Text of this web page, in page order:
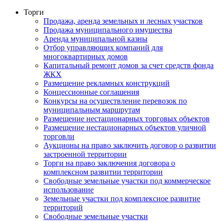
Торги
Продажа, аренда земельных и лесных участков
Продажа муниципального имущества
Аренда муниципальной казны
Отбор управляющих компаний для
многоквартирных домов
Капитальный ремонт домов за счет средств фонда
ЖКХ
Размещение рекламных конструкций
Концессионные соглашения
Конкурсы на осуществление перевозок по
муниципальным маршрутам
Размещение нестационарных торговых объектов
Размещение нестационарных объектов уличной
торговли
Аукционы на право заключить договор о развитии
застроенной территории
Торги на право заключения договора о
комплексном развитии территории
Свободные земельные участки под коммерческое
использование
Земельные участки под комплексное развитие
территорий
Свободные земельные участки